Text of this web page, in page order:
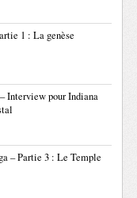
1 : La genèse
Interview pour Indiana
– Partie 3 : Le Temple